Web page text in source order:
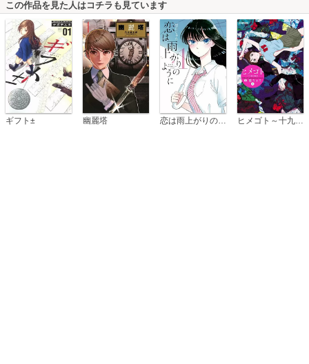
この作品を見た人はコチラも見ています
ギフト± 幽麗塔 恋は雨上がりのように ヒメゴト～十九歳の制服～